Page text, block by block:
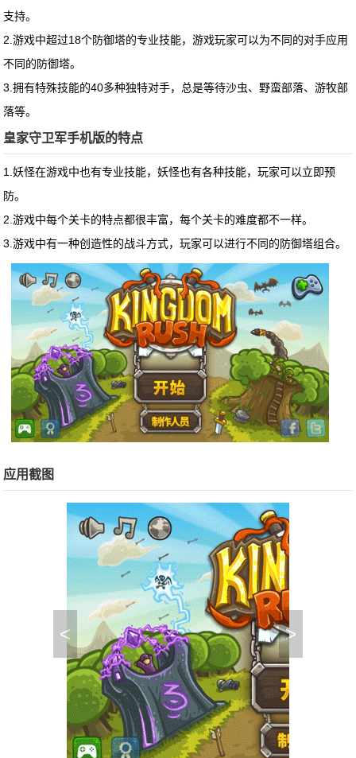
支持。
2.游戏中超过18个防御塔的专业技能，游戏玩家可以为不同的对手应用
不同的防御塔。
3.拥有特殊技能的40多种独特对手，总是等待沙虫、野蛮部落、游牧部
落等。
皇家守卫军手机版的特点
1.妖怪在游戏中也有专业技能，妖怪也有各种技能，玩家可以立即预
防。
2.游戏中每个关卡的特点都很丰富，每个关卡的难度都不一样。
3.游戏中有一种创造性的战斗方式，玩家可以进行不同的防御塔组合。
应用截图
< >